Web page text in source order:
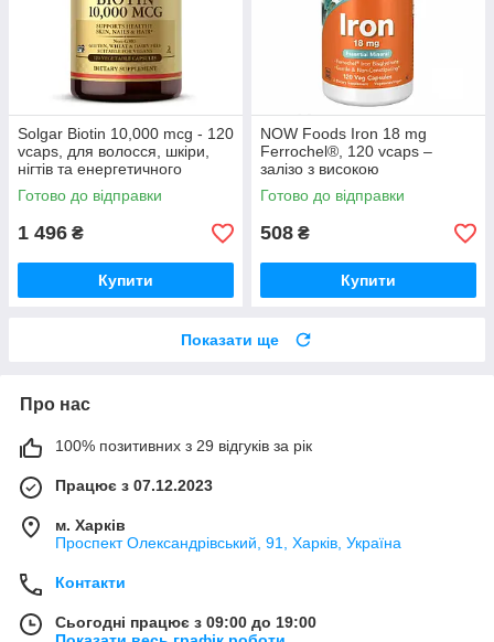
Solgar Biotin 10,000 mcg - 120
vcaps, для волосся, шкіри,
нігтів та енергетичного
обміну
Готово до відправки
1 496 ₴
Купити
NOW Foods Iron 18 mg
Ferrochel®, 120 vcaps –
залізо з високою
біодоступністю
Готово до відправки
508 ₴
Купити
Показати ще
Про нас
100% позитивних з 29 відгуків за рік
Працює з 07.12.2023
м. Харків
Проспект Олександрівський, 91, Харків, Україна
Контакти
Сьогодні працює з 09:00 до 19:00